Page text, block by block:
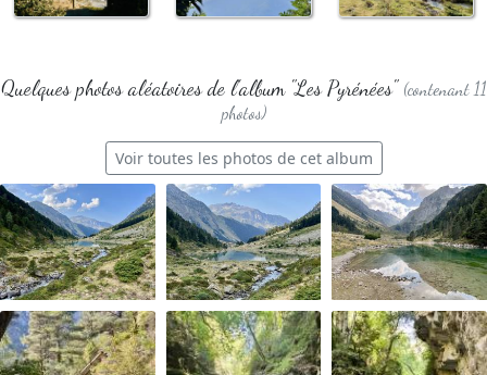
Quelques photos aléatoires de l'album "Les Pyrénées" (contenant 11
photos)
Voir toutes les photos de cet album